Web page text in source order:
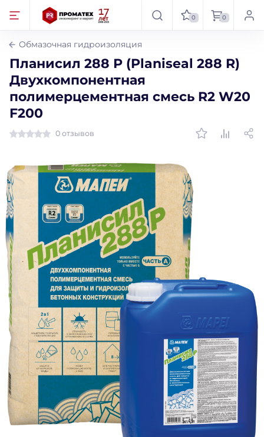
0 0
Обмазочная гидроизоляция
Планисил 288 Р (Planiseal 288 R)
Двухкомпонентная
полимерцементная смесь R2 W20
F200
0 отзывов